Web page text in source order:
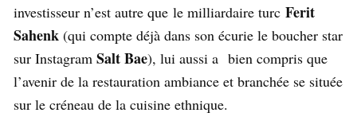
investisseur n’est autre que le milliardaire turc Ferit
Sahenk (qui compte déjà dans son écurie le boucher star
sur Instagram Salt Bae), lui aussi a bien compris que
l’avenir de la restauration ambiance et branchée se située
sur le créneau de la cuisine ethnique.